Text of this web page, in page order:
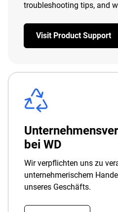
troubleshooting tips, and
Visit Product Support
bei WD
Wir verpflichten uns zu
unternehmerischem
unseres Geschäfts.